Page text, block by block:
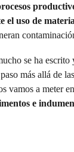
el uso de
se ha
más allá de
vamos a meter en
e